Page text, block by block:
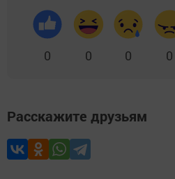
0 0 0 0
Расскажите друзьям